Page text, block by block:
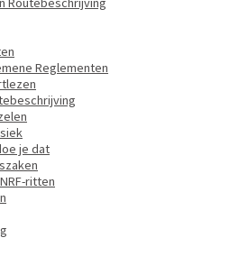
Reglementen
je dat
ritten